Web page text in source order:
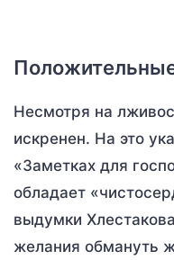
Несмотря на
искренен. На это
«Заметках для
обладает
выдумки
желания обмануть